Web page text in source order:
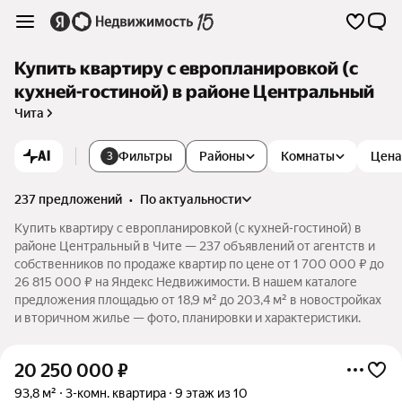
Купить квартиру с европланировкой (с
кухней-гостиной) в районе Центральный
Чита
AI 3 Фильтры Комнаты Цена
Районы
237 предложений •
по актуальности
Купить квартиру с европланировкой (с кухней-гостиной) в
районе Центральный в Чите — 237 объявлений от агентств и
собственников по продаже квартир по цене от 1 700 000 ₽ до
26 815 000 ₽ на Яндекс Недвижимости. В нашем каталоге
предложения площадью от 18,9 м² до 203,4 м² в новостройках
и вторичном жилье — фото, планировки и характеристики.
20 250 000 ₽
93,8 м² 3-комн. квартира 9 этаж из 10